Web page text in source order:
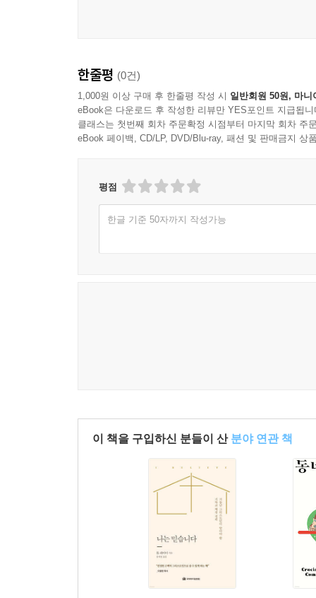
한줄평 (0건)
1,000원 이상 구매 후 한줄평 작성 시 일반회원 50원, 마니
eBook은 다운로드 후 작성한 리뷰만 YES포인트 지급됩니
클래스는 첫번째 회차 주문확정 시점부터 마지막 회차 주
eBook 페이백, CD/LP, DVD/Blu-ray, 패션 및 판매금지 상
평점
한글 기준 50자까지 작성가능
이 책을 구입하신 분들이 산 분야 연관 책